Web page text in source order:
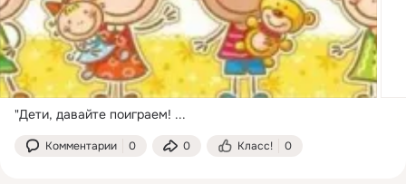
"Дети, давайте поиграем! ...
Комментарии 0 0 Класс! 0